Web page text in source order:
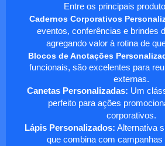
Entre os principais
Cadernos Corporativos
eventos, conferências e brindes
agregando valor à rotina de
Blocos de Anotações
funcionais, são excelentes para
externas.
Canetas Personalizadas: Um
perfeito para ações
corporativos.
Lápis Personalizados: Alternativa
que combina com campanhas